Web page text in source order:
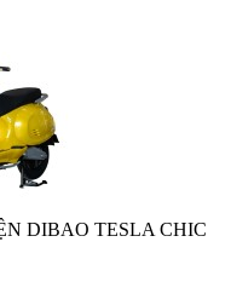
DIBAO TESLA CHIC